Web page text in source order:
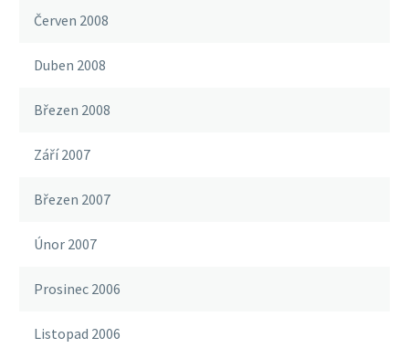
Červen 2008
Duben 2008
Březen 2008
Září 2007
Březen 2007
Únor 2007
Prosinec 2006
Listopad 2006